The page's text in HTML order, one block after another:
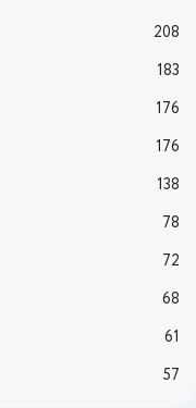
208
183
176
176
138
78
72
68
61
57